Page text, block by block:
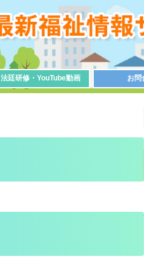
法廷研修・YouTube動画 お問